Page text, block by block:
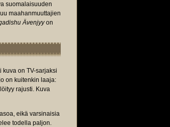
suomalaisuuden
maahanmuuttajien
Ävenjyyon
on TV-sarjaksi
on kuitenkin laaja:
rajusti. Kuva
eikä varsinaisia
todella paljon.